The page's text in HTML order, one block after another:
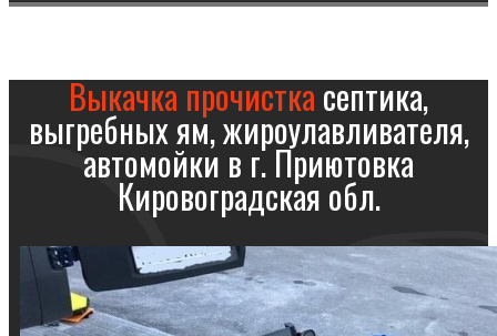
Выкачка прочисткасептика,
выгребных ям, жироулавливателя,
автомойки в г. Приютовка
Кировоградская обл.